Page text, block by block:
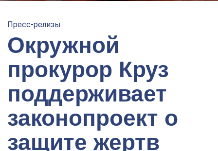
Пресс-релизы
Окружной
прокурор Круз
поддерживает
законопроект о
защите жертв